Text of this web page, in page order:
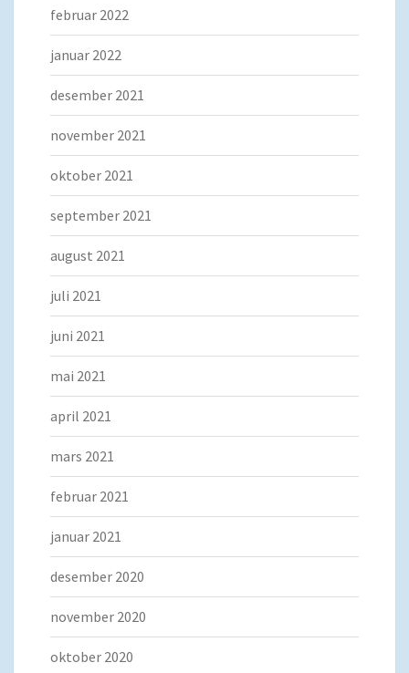
februar 2022
januar 2022
desember 2021
november 2021
oktober 2021
september 2021
august 2021
juli 2021
juni 2021
mai 2021
april 2021
mars 2021
februar 2021
januar 2021
desember 2020
november 2020
oktober 2020